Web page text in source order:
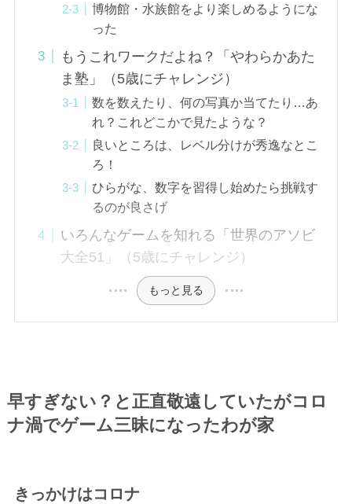
博物館・水族館をより楽しめるようにな
った
もうこれワークだよね？「やわらかあた
ま塾」（5歳にチャレンジ）
数を数えたり、何の写真か当てたり…あ
れ？これどこかで見たような？
良いところは、レベル分けが秀逸なとこ
ろ！
ひらがな、数字を習得し始めたら挑戦す
るのが良さげ
いろんなゲームを知れる「世界のアソビ
大全51」（5歳にチャレンジ）
もっと見る
早すぎない？と正直敬遠していたがコロ
ナ渦でゲーム三昧になったわが家
きっかけはコロナ